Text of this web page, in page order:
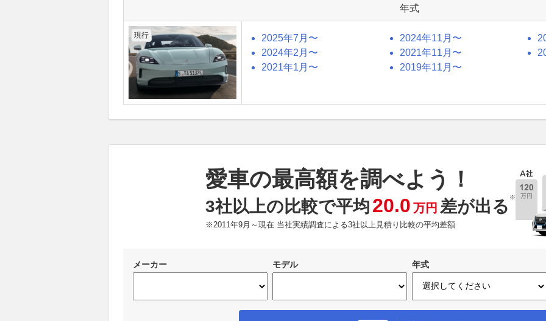
年式
現行 2025年7月〜 2024年11月〜
2024年2月〜
2021年11月〜
2021年1月〜
2019年11月〜
愛車の最高額を調べよう！
3社以上の比較で平均20.0 万円 差が出る ※
※2011年9月～現在 当社実績調査による3社以上見積り比較の平均差額
メーカー モデル 年式